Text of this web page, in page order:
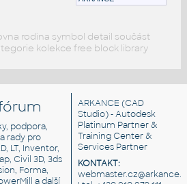
rodina symbol detail součást
kolekce free block library
podpora,
rady pro
LT, Inventor,
Civil 3D, 3ds
Forma,
a další
ARKANCE (CAD
Studio) - Autodesk
Platinum Partner &
Training Center &
Services Partner
KONTAKT: